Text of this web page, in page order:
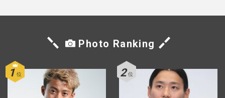
Photo Ranking